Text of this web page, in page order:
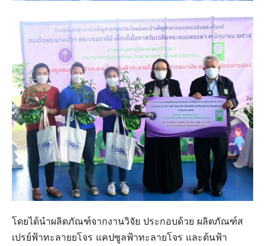
โดยได้นำผลิตภัณฑ์จากงานวิจัย ประกอบด้วย ผลิตภัณฑ์ส
เปรย์ฟ้าทะลายยโจร แคปซูลฟ้าทะลายโจร และต้นฟ้า